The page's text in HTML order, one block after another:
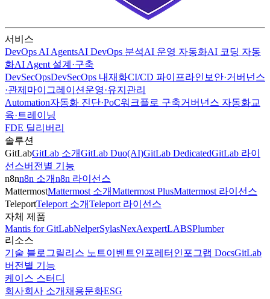
서비스
DevOps AI AgentsAI DevOps 분석AI 운영 자동화AI 코딩 자동
화AI Agent 설계·구축
DevSecOpsDevSecOps 내재화CI/CD 파이프라인 보안·거버넌스
·관제 마이그레이션 운영·유지관리
Automation자동화 진단·PoC워크플로 구축거버넌스 자동화교
육·트레이닝
FDE 딜리버리
솔루션
GitLabGitLab 소개GitLab Duo(AI)GitLab DedicatedGitLab 라이
선스버전별 기능
n8nn8n 소개n8n 라이선스
MattermostMattermost 소개Mattermost PlusMattermost 라이선스
TeleportTeleport 소개Teleport 라이선스
자체 제품
Mantis for GitLabNelperSylasNexAexpertLABSPlumber
리소스
기술 블로그 릴리스 노트이벤트인포레터 인포그랩 DocsGitLab
버전별 기능
케이스 스터디
회사회사 소개 채용문화ESG